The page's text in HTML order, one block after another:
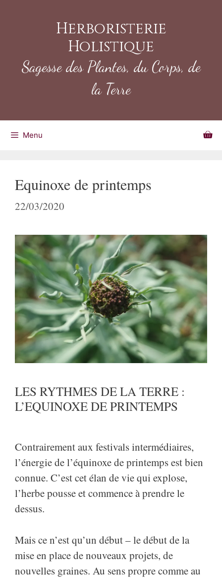
Herboristerie
Holistique
Sagesse des Plantes, du Corps, de
la Terre
Menu
Equinoxe de printemps
22/03/2020
LES RYTHMES DE LA TERRE :
L’EQUINOXE DE PRINTEMPS
Contrairement aux festivals intermédiaires,
l’énergie de l’équinoxe de printemps est bien
connue. C’est cet élan de vie qui explose,
l’herbe pousse et commence à prendre le
dessus.
Mais ce n’est qu’un début – le début de la
mise en place de nouveaux projets, de
nouvelles graines. Au sens propre comme au